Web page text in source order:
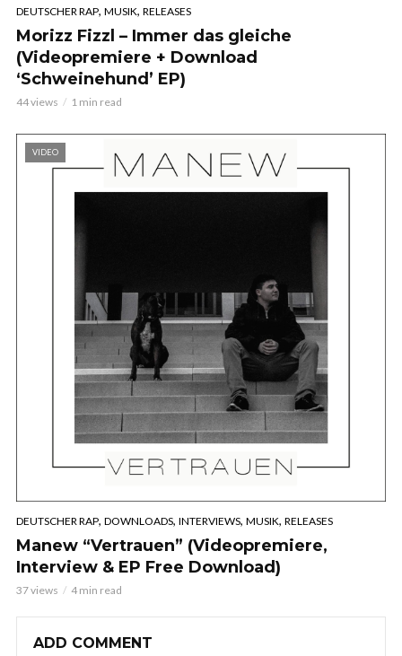
DEUTSCHER RAP, MUSIK, RELEASES
Morizz Fizzl – Immer das gleiche
(Videopremiere + Download
‘Schweinehund’ EP)
44 views 1 min read
VIDEO
DEUTSCHER RAP, DOWNLOADS, INTERVIEWS, MUSIK, RELEASES
Manew “Vertrauen” (Videopremiere,
Interview & EP Free Download)
37 views 4 min read
ADD COMMENT